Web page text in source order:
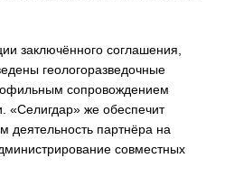
заключённого соглашения,
геологоразведочные
сопровождением
«Селигдар» же обеспечит
партнёра на
совместных